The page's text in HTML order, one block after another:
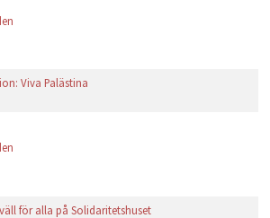
Viva Palästina
för alla på Solidaritetshuset